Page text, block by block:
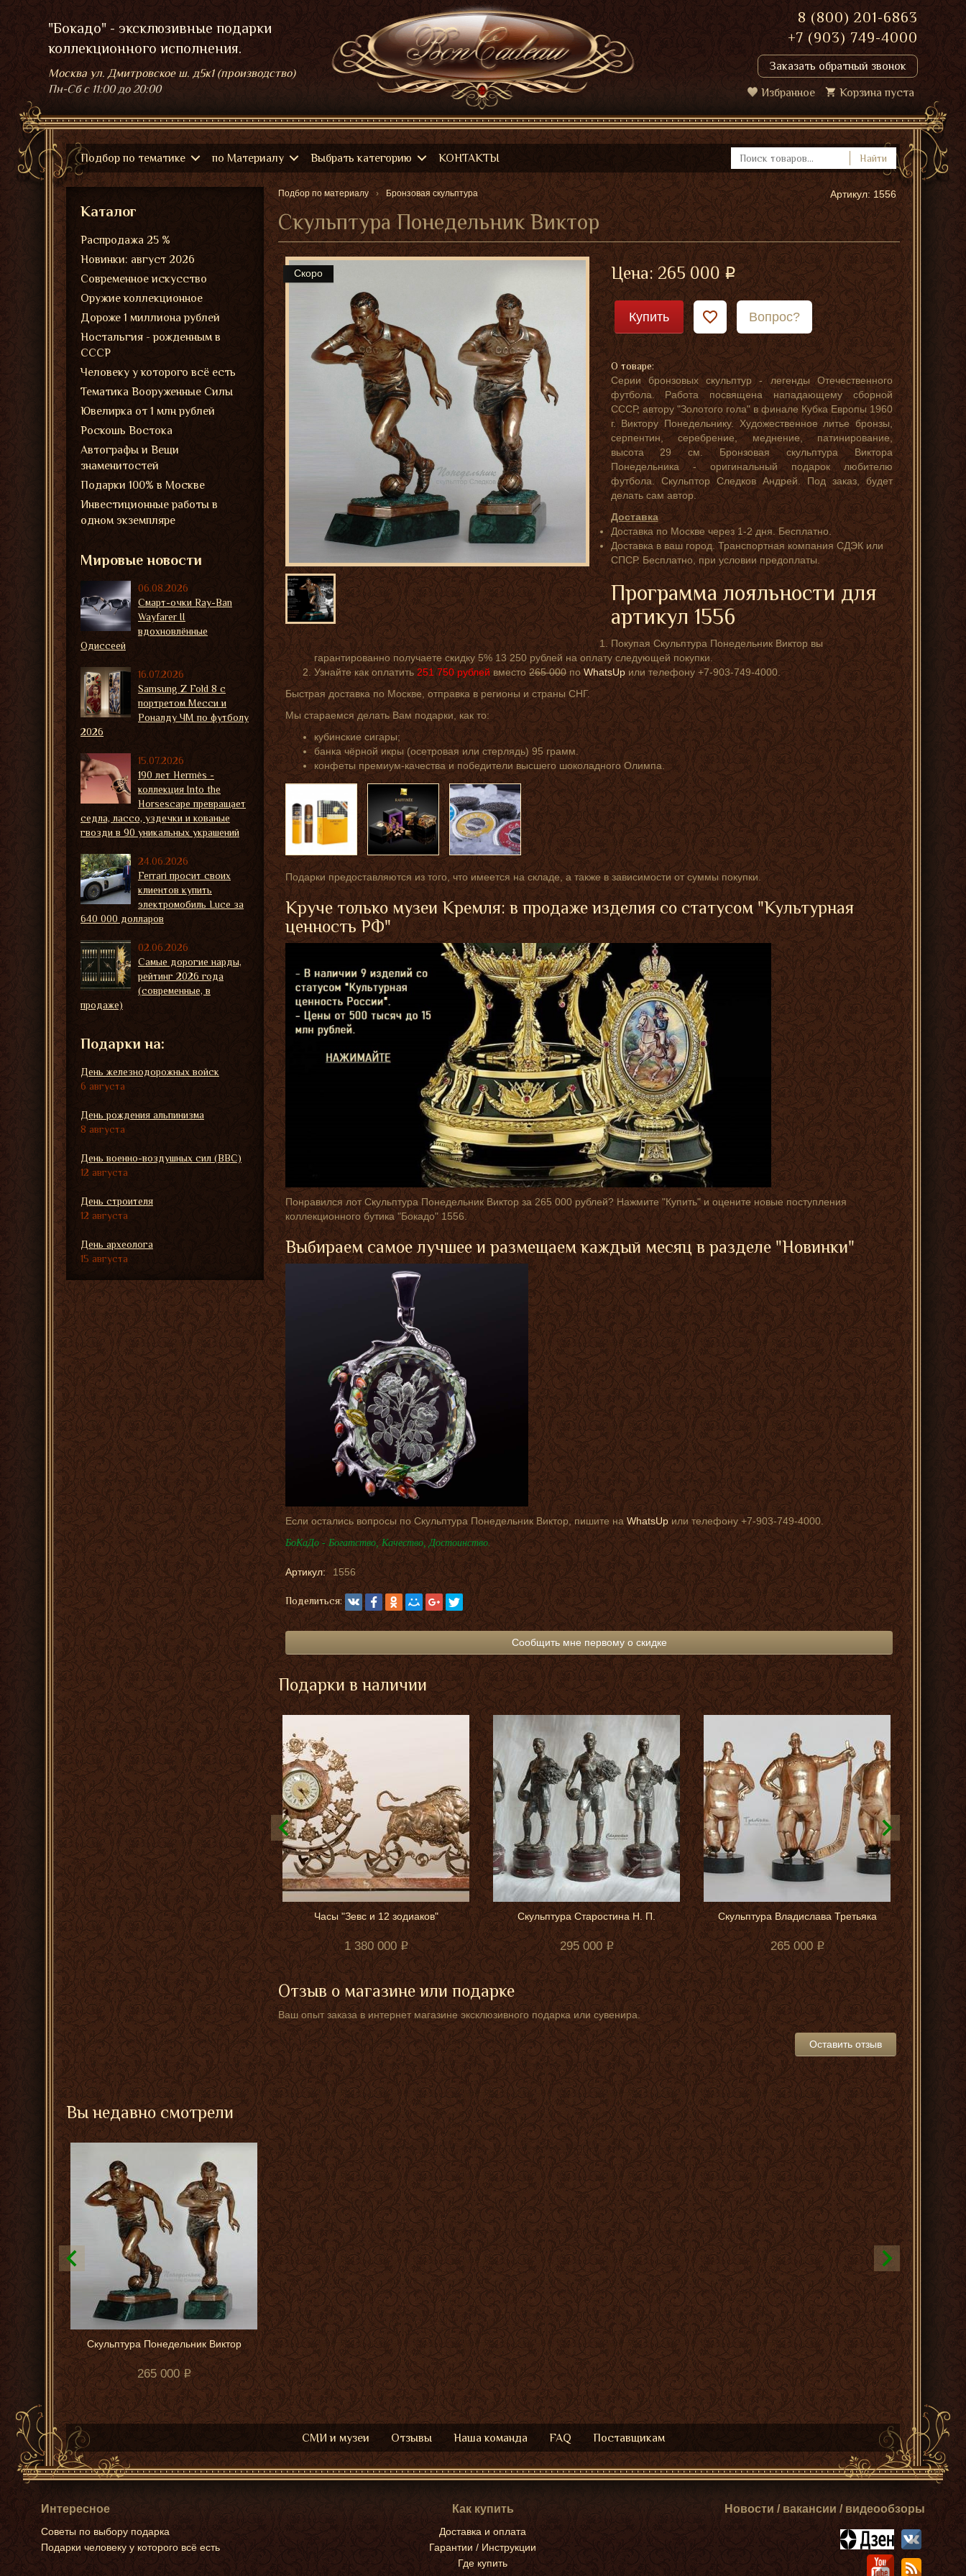
"Бокадо" - эксклюзивные подарки
коллекционного исполнения.
Москва ул. Дмитровское ш. д5к1 (производство)
Пн-Сбс 11:00 до 20:00
8 (800) 201-6863
+7 (903) 749-4000
Заказать обратный звонок
Избранное Корзина пуста
Подбор по тематике по Материалу Выбрать категорию КОНТАКТЫ Найти
Подбор по материалу Бронзовая скульптура
Скульптура Понедельник Виктор
Артикул: 1556
Скоро Цена:265 000
Купить Вопрос?
О товаре:
Серии бронзовых скульптур - легенды Отечественного
футбола. Работа посвящена нападающему сборной
СССР, автору "Золотого гола" в финале Кубка Европы 1960
г. Виктору Понедельнику. Художественное литье бронзы,
серпентин, серебрение, меднение, патинирование,
высота 29 см. Бронзовая скульптура Виктора
Понедельника - оригинальный подарок любителю
футбола. Скульптор Следков Андрей. Под заказ, будет
делать сам автор.
Доставка
Доставка по Москве через 1-2 дня. Бесплатно.
Доставка в ваш город. Транспортная компания СДЭК или
СПСР. Бесплатно, при условии предоплаты.
Программа лояльности для
артикул 1556
Покупая Скульптура Понедельник Виктор вы
гарантированно получаете скидку 5% 13 250 рублей на оплату следующей покупки.
Узнайте как оплатить 251 750 рублейвместо265 000по WhatsUp или телефону +7-903-749-4000.
Быстрая доставка по Москве, отправка в регионы и страны СНГ.
Мы стараемся делать Вам подарки, как то:
кубинские сигары;
банка чёрной икры (осетровая или стерлядь) 95 грамм.
конфеты премиум-качества и победители высшего шоколадного Олимпа.
Подарки предоставляются из того, что имеется на складе, а также в зависимости от суммы покупки.
Круче только музеи Кремля: в продаже изделия со статусом "Культурная
ценность РФ"
Понравился лот Скульптура Понедельник Виктор за 265 000 рублей? Нажмите "Купить" и оцените новые поступления
коллекционного бутика "Бокадо" 1556.
Выбираем самое лучшее и размещаем каждый месяц в разделе "Новинки"
Если остались вопросы по Скульптура Понедельник Виктор, пишите на WhatsUpили телефону +7-903-749-4000.
БоКаДо - Богатство, Качество, Достоинство.
Артикул: 1556
Поделиться:
Сообщить мне первому о скидке
Подарки в наличии
Часы "Зевс и 12 зодиаков"
1 380 000
Скульптура Старостина Н. П.
295 000
Скульптура Владислава Третьяка
265 000
Отзыв о магазине или подарке
Ваш опыт заказа в интернет магазине эксклюзивного подарка или сувенира.
Оставить отзыв
Каталог
Распродажа 25 %
Новинки: август 2026
Современное искусство
Оружие коллекционное
Дороже 1 миллиона рублей
Ностальгия - рожденным в
СССР
Человеку у которого всё есть
Тематика Вооруженные Силы
Ювелирка от 1 млн рублей
Роскошь Востока
Автографы и Вещи
знаменитостей
Подарки 100% в Москве
Инвестиционные работы в
одном экземпляре
Мировые новости
06.08.2026
Смарт-очки Ray-Ban
Wayfarer II
вдохновлённые
Одиссеей
16.07.2026
Samsung Z Fold 8 с
портретом Месси и
Роналду ЧМ по футболу
2026
15.07.2026
190 лет Hermès -
коллекция Into the
Horsescape превращает
седла, лассо, уздечки и кованые
гвозди в 90 уникальных украшений
24.06.2026
Ferrari просит своих
клиентов купить
электромобиль Luce за
640 000 долларов
02.06.2026
Самые дорогие нарды,
рейтинг 2026 года
(современные, в
продаже)
Подарки на:
День железнодорожных войск
6 августа
День рождения альпинизма
8 августа
День военно-воздушных сил (ВВС)
12 августа
День строителя
12 августа
День археолога
15 августа
Вы недавно смотрели
Скульптура Понедельник Виктор
265 000
СМИ и музеи Отзывы Наша команда FAQ Поставщикам
Интересное
Советы по выбору подарка
Подарки человеку у которого всё есть
Как купить
Доставка и оплата
Гарантии / Инструкции
Где купить
Новости / вакансии / видеообзоры